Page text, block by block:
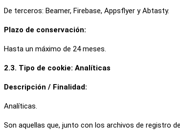
De terceros: Beamer, Firebase, Appsflyer y Abtasty.
Plazo de conservación:
Hasta un máximo de 24 meses.
2.3. Tipo de cookie: Analíticas
Descripción / Finalidad:
Analíticas.
Son aquellas que, junto con los archivos de registro